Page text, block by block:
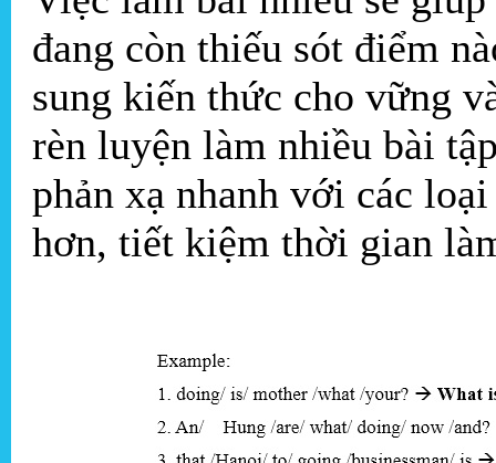
đang còn thiếu sót điểm
sung kiến thức cho vững
rèn luyện làm nhiều bài
phản xạ nhanh với các
hơn, tiết kiệm thời gian